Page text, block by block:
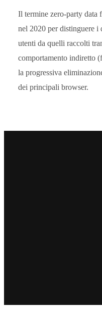
Il termine zero-party data
nel 2020 per distinguere
utenti da quelli raccolti
comportamento indiretto
la progressiva
dei principali browser.